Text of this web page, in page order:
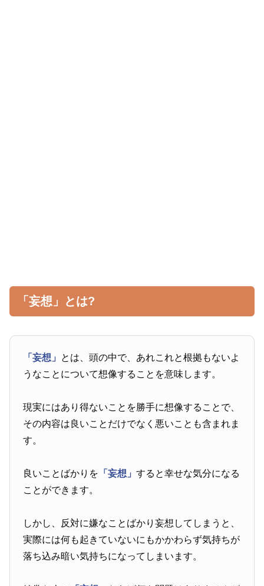
「妄想」とは?
「妄想」 とは、頭の中で、あれこれと根拠もないよ
うなことについて想像することを意味します。
現実にはあり得ないことを勝手に想像することで、
その内容は良いことだけでなく悪いことも含まれま
す。
良いことばかりを 「妄想」すると幸せな気分になる
ことができます。
しかし、反対に嫌なことばかり妄想してしまうと、
実際には何も起きていないにもかかわらず気持ちが
落ち込み暗い気持ちになってしまいます。